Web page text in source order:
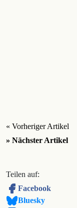
« Vorheriger Artikel
» Nächster Artikel
Teilen auf:
Facebook
Bluesky